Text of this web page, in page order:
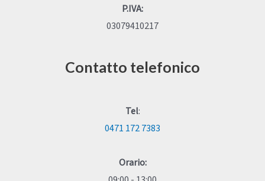
P.IVA:
03079410217
Contatto telefonico
Tel:
0471 172 7383
Orario: